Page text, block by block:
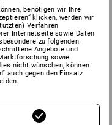
2.1
benötigen wir Ihre
klicken, werden wir
Verfahren
Internetseite sowie Daten
zu folgenden
Angebote und
sowie
nicht wünschen, können
auch gegen den Einsatz